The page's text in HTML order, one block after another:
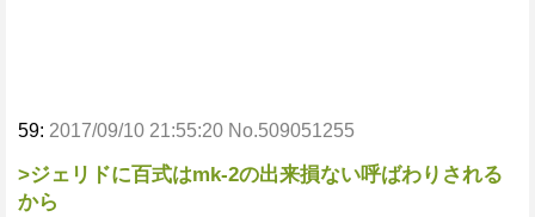
59: 2017/09/10 21:55:20 No.509051255
>ジェリドに百式はmk-2の出来損ない呼ばわりされる
から